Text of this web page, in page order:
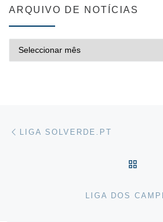
ARQUIVO DE NOTÍCIAS
Post navigation
LIGA SOLVERDE.PT
LIGA DOS